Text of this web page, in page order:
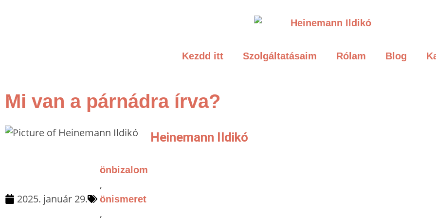
Kezdd itt Szolgáltatásaim Rólam Blog
Mi van a párnádra írva?
Heinemann Ildikó
2025. január 29.
önbizalom
,
önismeret
,